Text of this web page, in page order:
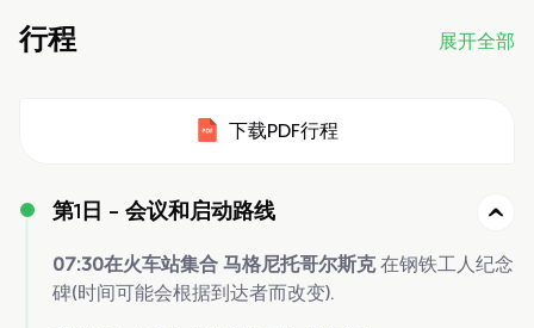
行程 展开全部
下载PDF行程
第1日 - 会议和启动路线
07:30在火车站集合 马格尼托哥尔斯克在钢铁工人纪念
碑(时间可能会根据到达者而改变).